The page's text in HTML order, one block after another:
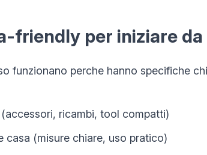
friendly per iniziare da
funzionano perche hanno specifiche
ricambi, tool compatti)
casa (misure chiare, uso pratico)